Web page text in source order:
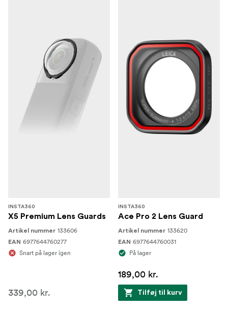
INSTA360
X5 Premium Lens Guards
Artikel nummer 133606
EAN 6977644760277
Snart på lager igen
339,00 kr.
INSTA360
Ace Pro 2 Lens Guard
Artikel nummer 133620
EAN 6977644760031
På lager
189,00 kr.
Tilføj til kurv